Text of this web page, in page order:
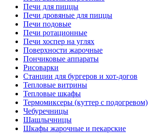
Печи для пиццы
Печи дровяные для пиццы
Печи подовые
Печи ротационные
Печи хоспер на углях
Поверхности жарочные
Пончиковые аппараты
Рисоварки
Станции для бургеров и хот-догов
Тепловые витрины
Тепловые шкафы
Термомиксеры (куттер с подогревом)
Чебуречницы
Шашлычницы
Шкафы жарочные и пекарские